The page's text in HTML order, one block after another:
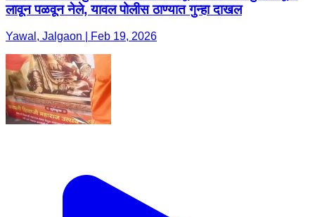
लावून पळवून नेले, यावल पोलीस ठाण्यात गुन्हा दाखल
Yawal, Jalgaon | Feb 19, 2026